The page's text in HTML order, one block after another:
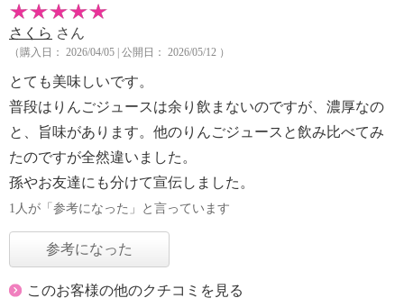
さくら さん
（購入日： 2026/04/05 | 公開日： 2026/05/12 ）
とても美味しいです。
普段はりんごジュースは余り飲まないのですが、濃厚なの
と、旨味があります。他のりんごジュースと飲み比べてみ
たのですが全然違いました。
孫やお友達にも分けて宣伝しました。
1人が「参考になった」と言っています
参考になった
このお客様の他のクチコミを見る